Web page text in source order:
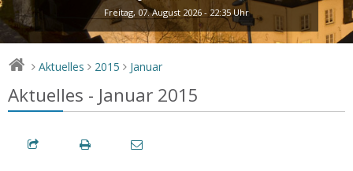
Freitag, 07. August 2026 - 22:35 Uhr
> Aktuelles > 2015 > Januar
Aktuelles - Januar 2015